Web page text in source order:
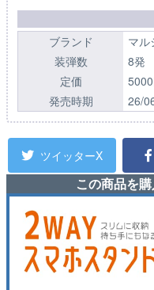
ブランド
マル
装弾数
8発
定価
5000
発売時期
26/
ツイッターX
この商品を